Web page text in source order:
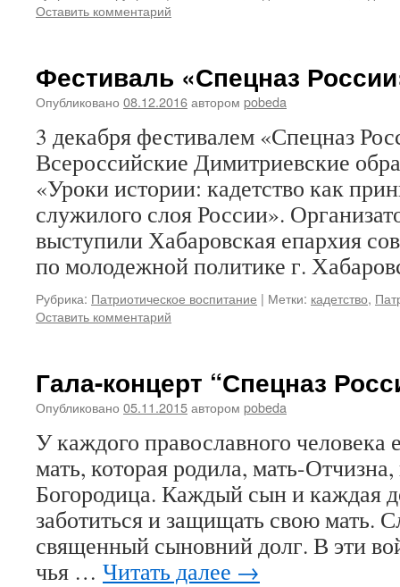
Оставить комментарий
Фестиваль «Спецназ
Опубликовано 08.12.2016автором pobeda
3 декабря фестивалем «Спецназ
Всероссийские Димитриевские
«Уроки истории: кадетство как
служилого слоя России».
выступили Хабаровская епархия
по молодежной политике г.
Рубрика: Патриотическое воспитание | Метки: кадетство,
Оставить комментарий
Гала-концерт “Спецназ
Опубликовано 05.11.2015автором pobeda
У каждого православного человека
мать, которая родила, мать-
Богородица. Каждый сын и каждая
заботиться и защищать свою мать.
священный сыновний долг. В эти
чья … Читать далее →